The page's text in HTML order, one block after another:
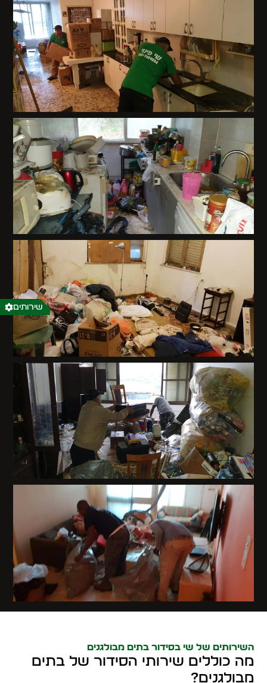
השירותים של שי בסידור בתים מבולגנים
מה כוללים שירותי הסידור של בתים
מבולגנים?
שירותים